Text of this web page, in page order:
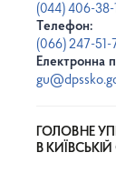
(044) 406-38-
Телефон:
(066) 247-51-
Електронна
ГОЛОВНЕ
В